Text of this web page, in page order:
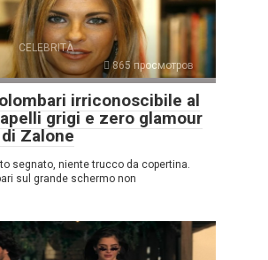
CELEBRITÀ
865 просмотров
irriconoscibile al
grigi e zero glamour
Zalone
segnato, niente trucco da copertina.
sul grande schermo non